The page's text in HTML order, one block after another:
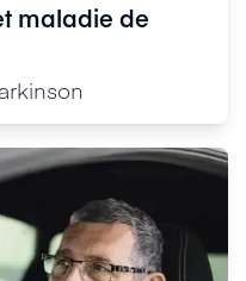
maladie de